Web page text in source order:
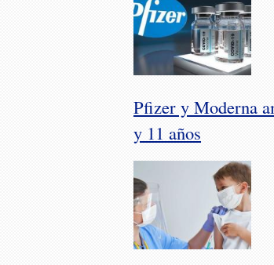
Pfizer y Moderna
y 11 años